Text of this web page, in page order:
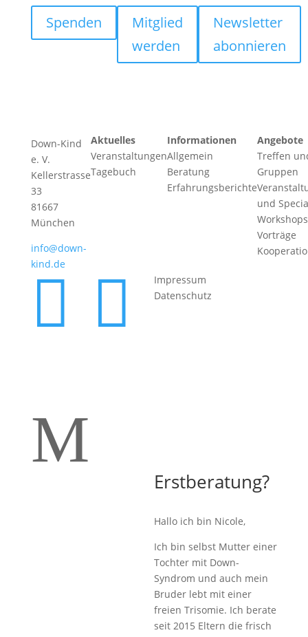
Spenden
Mitglied
werden
Newsletter
abonnieren
Down-Kind
e. V.
Kellerstrasse
33
81667
München
info@down-
kind.de
Aktuelles
Veranstaltungen
Tagebuch
Informationen
Allgemein
Beratung
Erfahrungsberichte
Angebote
Treffen
Gruppen
und
Vorträge
 
Impressum
Datenschutz
M
Erstberatung?
Hallo ich bin Nicole,
Ich bin selbst Mutter einer
Tochter mit Down-
Syndrom und auch mein
Bruder lebt mit einer
freien Trisomie. Ich berate
seit 2015 Eltern die frisch